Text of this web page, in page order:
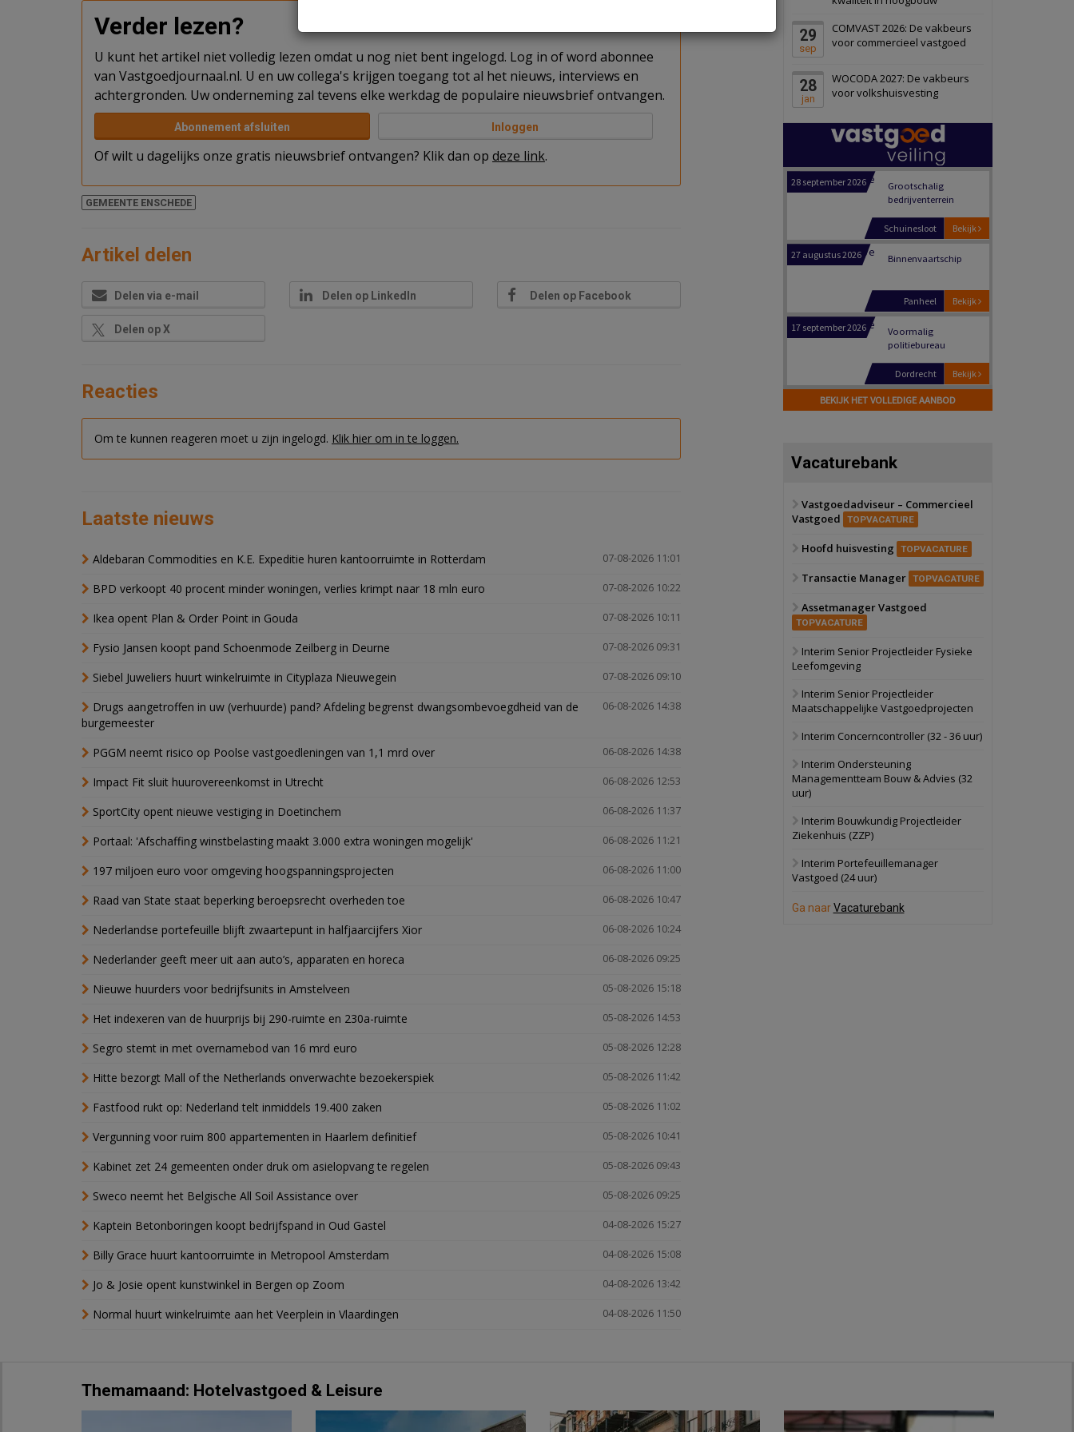
Verder lezen?
U kunt het artikel niet volledig lezen omdat u nog niet bent ingelogd. Log in of word abonnee
van Vastgoedjournaal.nl. U en uw collega's krijgen toegang tot al het nieuws, interviews en
achtergronden. Uw onderneming zal tevens elke werkdag de populaire nieuwsbrief ontvangen.
Abonnement afsluiten Inloggen
Of wilt u dagelijks onze gratis nieuwsbrief ontvangen? Klik dan op deze link.
GEMEENTE ENSCHEDE
Artikel delen
Delen via e-mail Delen op LinkedIn Delen op Facebook
Delen op X
Reacties
Om te kunnen reageren moet u zijn ingelogd. Klik hier om in te loggen.
Laatste nieuws
07-08-2026 11:01
Aldebaran Commodities en K.E. Expeditie huren kantoorruimte in Rotterdam
07-08-2026 10:22
BPD verkoopt 40 procent minder woningen, verlies krimpt naar 18 mln euro
07-08-2026 10:11
Ikea opent Plan & Order Point in Gouda
07-08-2026 09:31
Fysio Jansen koopt pand Schoenmode Zeilberg in Deurne
07-08-2026 09:10
Siebel Juweliers huurt winkelruimte in Cityplaza Nieuwegein
06-08-2026 14:38
Drugs aangetroffen in uw (verhuurde) pand? Afdeling begrenst dwangsombevoegdheid van de
burgemeester
06-08-2026 14:38
PGGM neemt risico op Poolse vastgoedleningen van 1,1 mrd over
06-08-2026 12:53
Impact Fit sluit huurovereenkomst in Utrecht
06-08-2026 11:37
SportCity opent nieuwe vestiging in Doetinchem
06-08-2026 11:21
Portaal: 'Afschaffing winstbelasting maakt 3.000 extra woningen mogelijk'
06-08-2026 11:00
197 miljoen euro voor omgeving hoogspanningsprojecten
06-08-2026 10:47
Raad van State staat beperking beroepsrecht overheden toe
06-08-2026 10:24
Nederlandse portefeuille blijft zwaartepunt in halfjaarcijfers Xior
06-08-2026 09:25
Nederlander geeft meer uit aan auto’s, apparaten en horeca
05-08-2026 15:18
Nieuwe huurders voor bedrijfsunits in Amstelveen
05-08-2026 14:53
Het indexeren van de huurprijs bij 290-ruimte en 230a-ruimte
05-08-2026 12:28
Segro stemt in met overnamebod van 16 mrd euro
05-08-2026 11:42
Hitte bezorgt Mall of the Netherlands onverwachte bezoekerspiek
05-08-2026 11:02
Fastfood rukt op: Nederland telt inmiddels 19.400 zaken
05-08-2026 10:41
Vergunning voor ruim 800 appartementen in Haarlem definitief
05-08-2026 09:43
Kabinet zet 24 gemeenten onder druk om asielopvang te regelen
05-08-2026 09:25
Sweco neemt het Belgische All Soil Assistance over
04-08-2026 15:27
Kaptein Betonboringen koopt bedrijfspand in Oud Gastel
04-08-2026 15:08
Billy Grace huurt kantoorruimte in Metropool Amsterdam
04-08-2026 13:42
Jo & Josie opent kunstwinkel in Bergen op Zoom
04-08-2026 11:50
Normal huurt winkelruimte aan het Veerplein in Vlaardingen
29
sep
COMVAST 2026: De vakbeurs
voor commercieel vastgoed
28
jan
WOCODA 2027: De vakbeurs
voor volkshuisvesting
Schiedam
22 september 2026 Attractiepark
Bekijk
Oranje
28 september 2026
bedrijventerrein
Schuinesloot
27 augustus 2026 Binnenvaartschip
Bekijk
Panheel
17 september 2026
Voormalig
Bekijk
Dordrecht
17 september 2026
Voormalig
politiebureau
Bekijk
Hilversum
17 september 2026
Voormalig
Zwanenburg
6 oktober 2026 Transformatieobject
22 september 2026
28 september 2026
Grootschalig
bedrijventerrein
Bekijk
Schuinesloot
27 augustus 2026 Binnenvaartschip
17 september 2026
17 september 2026
Voormalig
BEKIJK HET VOLLEDIGE AANBOD
Vacaturebank
Vastgoedadviseur – Commercieel
Vastgoed
TOPVACATURE
Hoofd huisvesting TOPVACATURE
Transactie Manager TOPVACATURE
Assetmanager Vastgoed
TOPVACATURE
Interim Senior Projectleider Fysieke
Leefomgeving
Interim Senior Projectleider
Maatschappelijke Vastgoedprojecten
Interim Concerncontroller (32 - 36 uur)
Interim Ondersteuning
Managementteam Bouw & Advies (32
uur)
Interim Bouwkundig Projectleider
Ziekenhuis (ZZP)
Interim Portefeuillemanager
Vastgoed (24 uur)
Ga naarVacaturebank
Themamaand: Hotelvastgoed & Leisure